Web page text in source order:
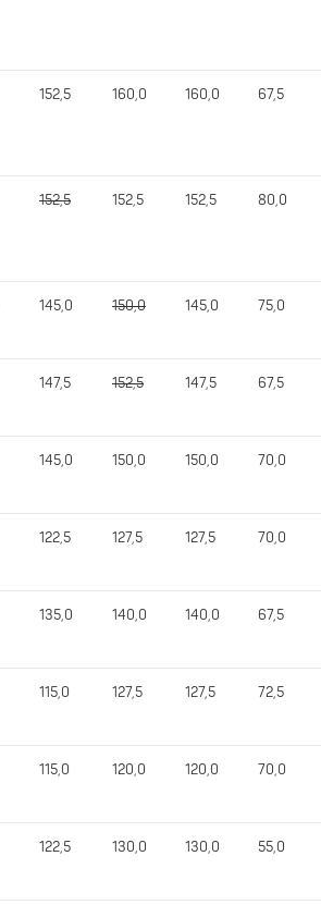
152,5 160,0 160,0 67,5
152,5 152,5 152,5 80,0
145,0 150,0 145,0 75,0
147,5 152,5 147,5 67,5
145,0 150,0 150,0 70,0
122,5 127,5 127,5 70,0
135,0 140,0 140,0 67,5
115,0 127,5 127,5 72,5
115,0 120,0 120,0 70,0
122,5 130,0 130,0 55,0